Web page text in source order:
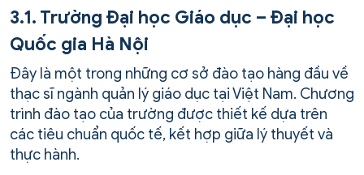
3.1. Trường Đại học Giáo dục – Đại học
Quốc gia Hà Nội
Đây là một trong những cơ sở đào tạo hàng đầu về
thạc sĩ ngành quản lý giáo dục tại Việt Nam. Chương
trình đào tạo của trường được thiết kế dựa trên
các tiêu chuẩn quốc tế, kết hợp giữa lý thuyết và
thực hành.